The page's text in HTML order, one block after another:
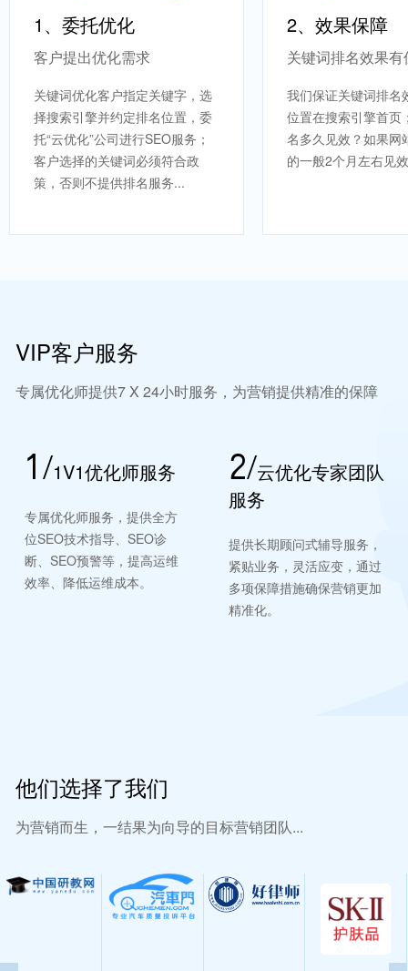
1、委托优化
客户提出优化需求
关键词优化客户指定关键字，选
择搜索引擎并约定排名位置，委
托“云优化”公司进行SEO服务；
客户选择的关键词必须符合政
策，否则不提供排名服务...
2、效果保障
关键词排名效果有
我们保证关键词排名
位置在搜索引擎首页
名多久见效？如果网
的一般2个月左右见
VIP客户服务
专属优化师提供7 X 24小时服务，为营销提供精准的保障
1/1V1优化师服务
专属优化师服务，提供全方
位SEO技术指导、SEO诊
断、SEO预警等，提高运维
效率、降低运维成本。
2/云优化专家团队
服务
提供长期顾问式辅导服务，
紧贴业务，灵活应变，通过
多项保障措施确保营销更加
精准化。
他们选择了我们
为营销而生，一结果为向导的目标营销团队...